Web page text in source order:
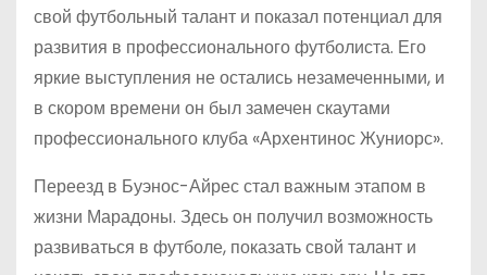
свой футбольный талант и показал потенциал для
развития в профессионального футболиста. Его
яркие выступления не остались незамеченными, и
в скором времени он был замечен скаутами
профессионального клуба «Архентинос Жуниорс».
Переезд в Буэнос-Айрес стал важным этапом в
жизни Марадоны. Здесь он получил возможность
развиваться в футболе, показать свой талант и